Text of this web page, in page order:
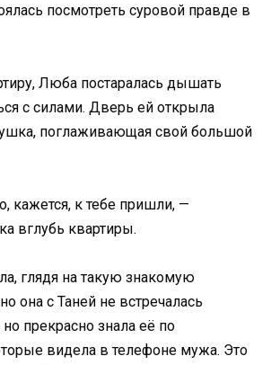
посмотреть суровой правде в
Люба постаралась дышать
с силами. Дверь ей открыла
поглаживающая свой большой
кажется, к тебе пришли, —
вглубь квартиры.
глядя на такую знакомую
она с Таней не встречалась
прекрасно знала её по
видела в телефоне мужа. Это